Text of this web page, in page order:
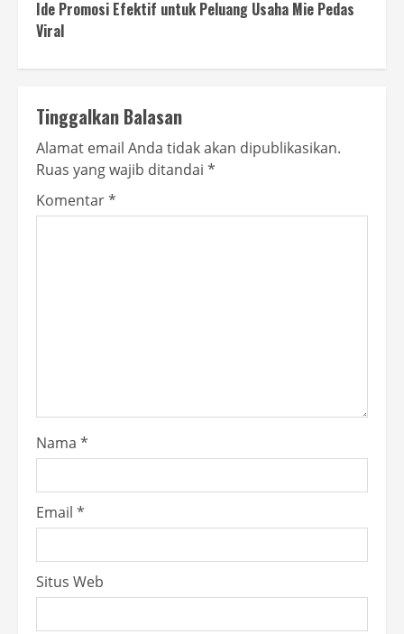
Ide Promosi Efektif untuk Peluang Usaha Mie Pedas
Viral
Tinggalkan Balasan
Alamat email Anda tidak akan dipublikasikan.
Ruas yang wajib ditandai *
Komentar*
Nama *
Email *
Situs Web